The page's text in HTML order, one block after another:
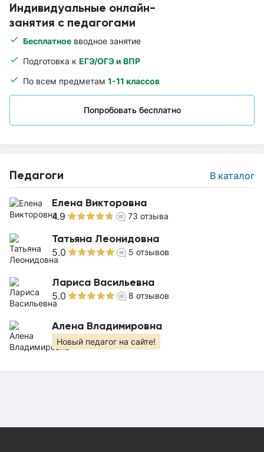
Индивидуальные онлайн-
занятия с педагогами
Бесплатное вводное занятие
Подготовка к ЕГЭ/ОГЭ и ВПР
По всем предметам 1-11 классов
Попробовать бесплатно
Педагоги В каталог
Елена Викторовна
4.9 73 отзыва
Татьяна Леонидовна
5.0 5 отзывов
Лариса Васильевна
5.0 8 отзывов
Алена Владимировна
Новый педагог на сайте!